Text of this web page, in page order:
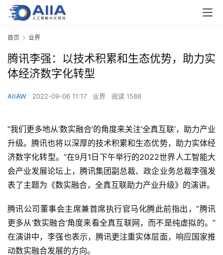
首页 业界
腾讯李强：以技术积累和生态优势，助力实
体经济数字化转型
AIIAW 2022-09-06 11:17 业界 阅读 1588
“我们更多地从‘数实融合’的角度来关注‘全真互联’，助力产业
升级。腾讯也将以深厚的技术积累和生态优势，助力实体经
济数字化转型。”在9月1日下午举行的2022世界人工智能大
会产业发展论坛上，腾讯集团副总裁、政企业务总裁李强发
表了主题为《数实融合，全真互联助力产业升级》的演讲。
腾讯公司董事会主席兼首席执行官马化腾此前指出，“腾讯
更多从‘数实融合’角度来看全真互联网，而不是纯虚拟的。”
在演讲中，李强也表示，腾讯更注重实体层面，响应国家推
动数实融合发展的方向。